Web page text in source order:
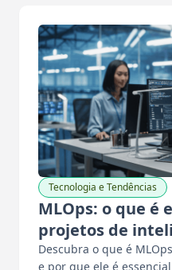
Tecnologia e Tendências
MLOps: o que é
projetos de
Descubra o que é
e por que ele é